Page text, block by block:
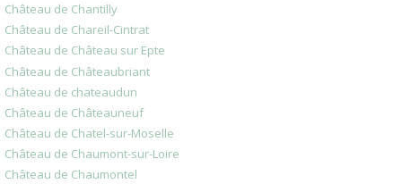
Château de Chantilly
Château de Chareil-Cintrat
Château de Château sur Epte
Château de Châteaubriant
Château de chateaudun
Château de Châteauneuf
Château de Chatel-sur-Moselle
Château de Chaumont-sur-Loire
Château de Chaumontel